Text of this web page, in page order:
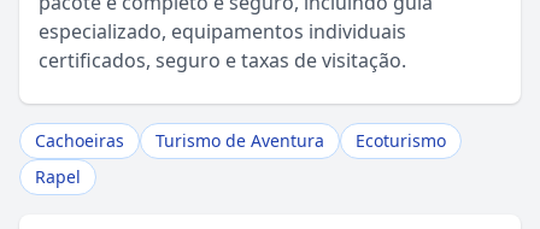
especializado, equipamentos individuais
certificados, seguro e taxas de visitação.
Cachoeiras Turismo de Aventura
Ecoturismo
Rapel
Sou Morador